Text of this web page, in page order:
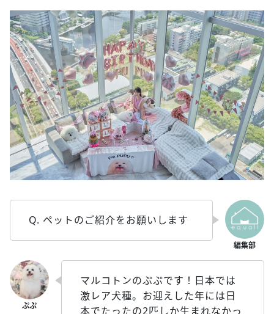
Q. ペットのご紹介をお願いします
マルコトンのぷぷです！日本では
激レア犬種。お迎えした年には日
本でたったの2匹しか生まれなかっ